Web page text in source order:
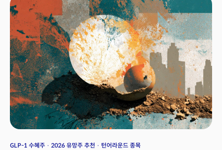
Abundance)'를 향한 문명 설계도에 가깝다. 지난 2012년 테슬라 모델S를
발표하며 놀라운 풍요 세계관의 시작을 공식 선언한 것이다. 👉 일론 머스크의
'놀라운 풍요'..."돈이 아니라 이것이 자산이 된다"
GLP-1 수혜주 2026 유망주 추천 턴어라운드 종목